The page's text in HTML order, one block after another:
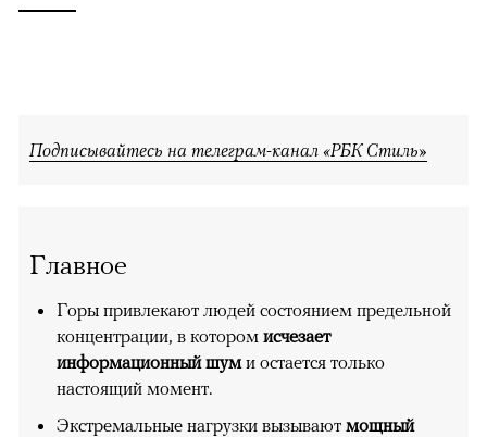
Подписывайтесь на телеграм-канал «РБК Стиль»
Главное
Горы привлекают людей состоянием предельной
концентрации, в котором исчезает
информационный шум и остается только
настоящий момент.
Экстремальные нагрузки вызывают мощный